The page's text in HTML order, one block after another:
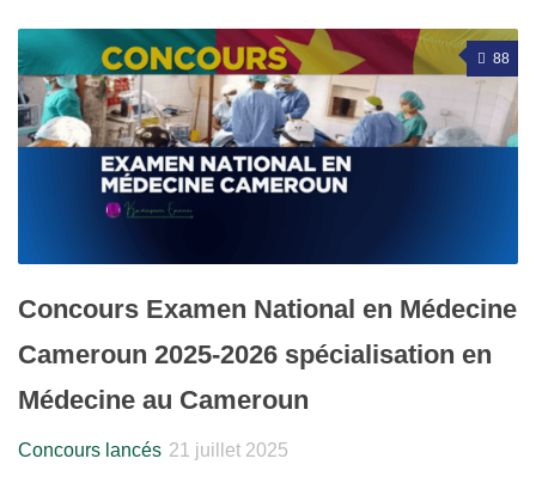
88
Concours Examen National en Médecine
Cameroun 2025-2026 spécialisation en
Médecine au Cameroun
Concours lancés 21 juillet 2025